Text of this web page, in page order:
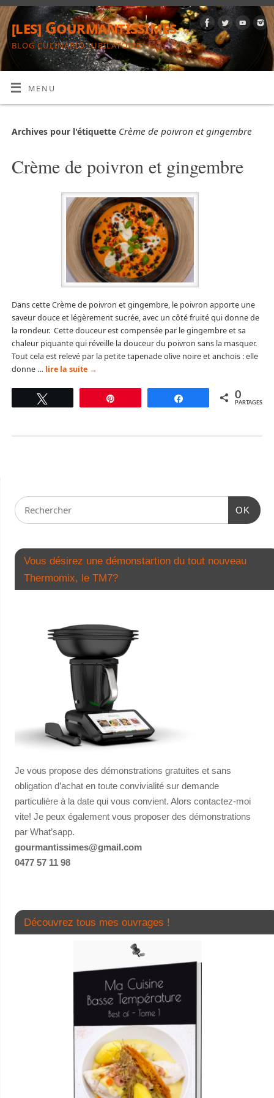
[les] Gourmantissimes
BLOG CULINARIO-JUBILATOIRE
MENU
Archives pour l'étiquette Crème de poivron et gingembre
Crème de poivron et gingembre
Dans cette Crème de poivron et gingembre, le poivron apporte une
saveur douce et légèrement sucrée, avec un côté fruité qui donne de
la rondeur. Cette douceur est compensée par le gingembre et sa
chaleur piquante qui réveille la douceur du poivron sans la masquer.
Tout cela est relevé par la petite tapenade olive noire et anchois : elle
donne … lire la suite →
Partagez 0
PARTAGES
OK
Vous désirez une démonstartion du tout nouveau
Thermomix, le TM7?
Je vous propose des démonstrations gratuites et sans
obligation d’achat en toute convivialité sur demande
particulière à la date qui vous convient. Alors contactez-moi
vite! Je peux également vous proposer des démonstrations
par What’sapp.
gourmantissimes@gmail.com
0477 57 11 98
Découvrez tous mes ouvrages !